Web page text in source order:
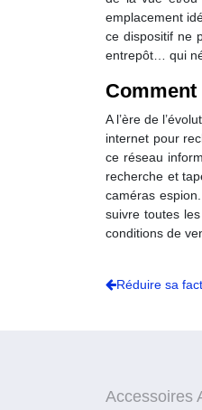
emplacement
ce dispositif ne
entrepôt… qui
Comment
A l’ère de
internet pour
ce réseau
recherche et
caméras
suivre toutes
conditions de
Réduire sa
Accessoires